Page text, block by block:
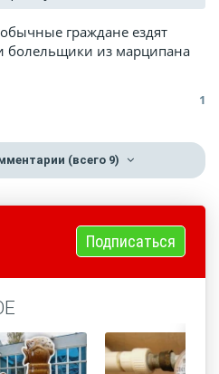
граждане ездят
болельщики из марципана
1
(всего 9)
Подписаться